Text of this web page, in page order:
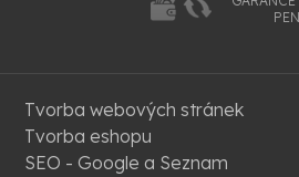
Tvorba webových stránek
Tvorba eshopu
SEO - Google a Seznam